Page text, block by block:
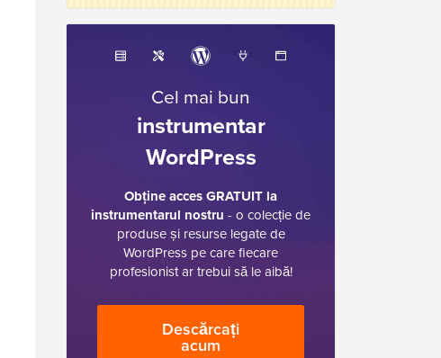
Cel mai bun
instrumentar
WordPress
Obține acces GRATUIT la
instrumentarul nostru - o colecție de
produse și resurse legate de
WordPress pe care fiecare
profesionist ar trebui să le aibă!
Descărcați
acum